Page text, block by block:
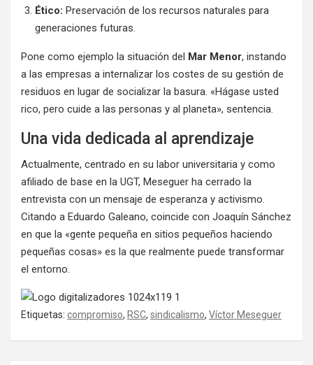
Ético: Preservación de los recursos naturales para
generaciones futuras.
Pone como ejemplo la situación del Mar Menor, instando
a las empresas a internalizar los costes de su gestión de
residuos en lugar de socializar la basura. «Hágase usted
rico, pero cuide a las personas y al planeta», sentencia.
Una vida dedicada al aprendizaje
Actualmente, centrado en su labor universitaria y como
afiliado de base en la UGT, Meseguer ha cerrado la
entrevista con un mensaje de esperanza y activismo.
Citando a Eduardo Galeano, coincide con Joaquín Sánchez
en que la «gente pequeña en sitios pequeños haciendo
pequeñas cosas» es la que realmente puede transformar
el entorno.
Etiquetas: compromiso, RSC, sindicalismo, Víctor Meseguer